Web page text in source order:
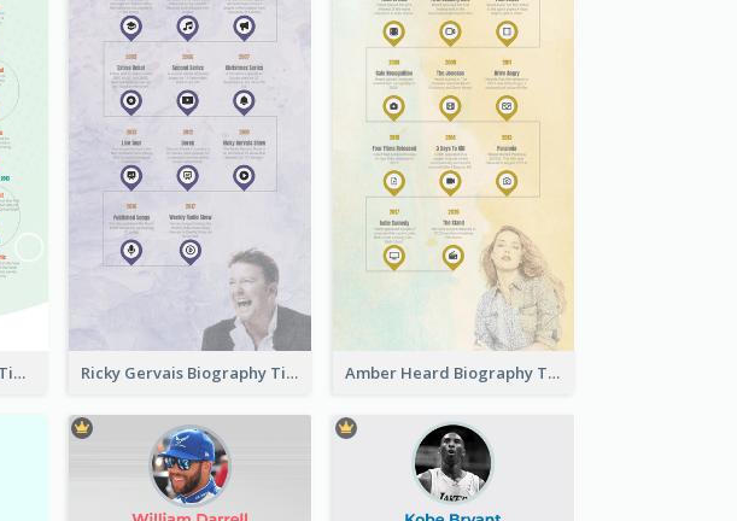
Lea Michele Biography Timeline Ricky Gervais Biography Timeline Amber Heard Biography Timeline